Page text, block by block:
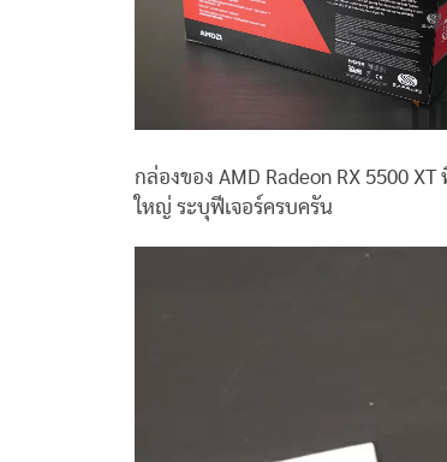
กล่องของ AMD Radeon RX 5500
ใหญ่ ระบุฟีเจอร์ครบครัน